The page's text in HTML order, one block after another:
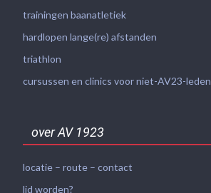
trainingen baanatletiek
hardlopen lange(re) afstanden
triathlon
cursussen en clinics voor niet-AV23-leden
over AV 1923
locatie – route – contact
lid worden?